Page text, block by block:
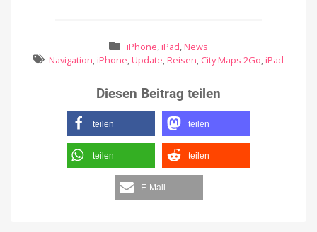
iPhone, iPad, News
Navigation, iPhone, Update, Reisen, City Maps 2Go, iPad
Diesen Beitrag teilen
teilen teilen
teilen teilen
E-Mail